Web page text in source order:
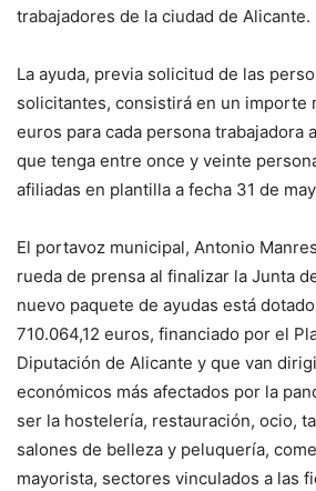
trabajadores de la ciudad de Alicante.
La ayuda, previa solicitud de las
solicitantes, consistirá en un importe
euros para cada persona trabajadora
que tenga entre once y veinte
afiliadas en plantilla a fecha 31 de
El portavoz municipal, Antonio
rueda de prensa al finalizar la Junta
nuevo paquete de ayudas está
710.064,12 euros, financiado por el
Diputación de Alicante y que van
económicos más afectados por la
ser la hostelería, restauración, ocio,
salones de belleza y peluquería,
mayorista, sectores vinculados a las